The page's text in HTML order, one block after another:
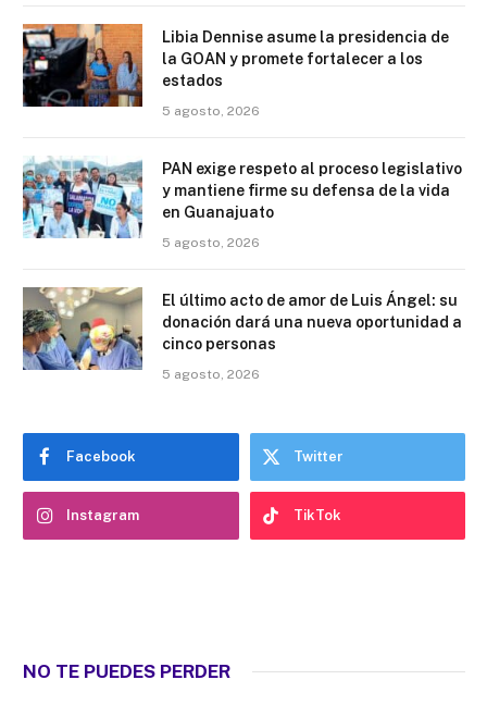
Libia Dennise asume la presidencia de
la GOAN y promete fortalecer a los
estados
5 agosto, 2026
PAN exige respeto al proceso legislativo
y mantiene firme su defensa de la vida
en Guanajuato
5 agosto, 2026
El último acto de amor de Luis Ángel: su
donación dará una nueva oportunidad a
cinco personas
5 agosto, 2026
Facebook Twitter
Instagram TikTok
NO TE PUEDES PERDER